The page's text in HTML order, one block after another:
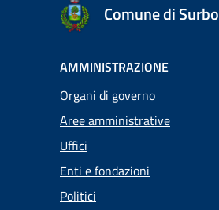
Comune di Surbo
AMMINISTRAZIONE
Organi di governo
Aree amministrative
Uffici
Enti e fondazioni
Politici